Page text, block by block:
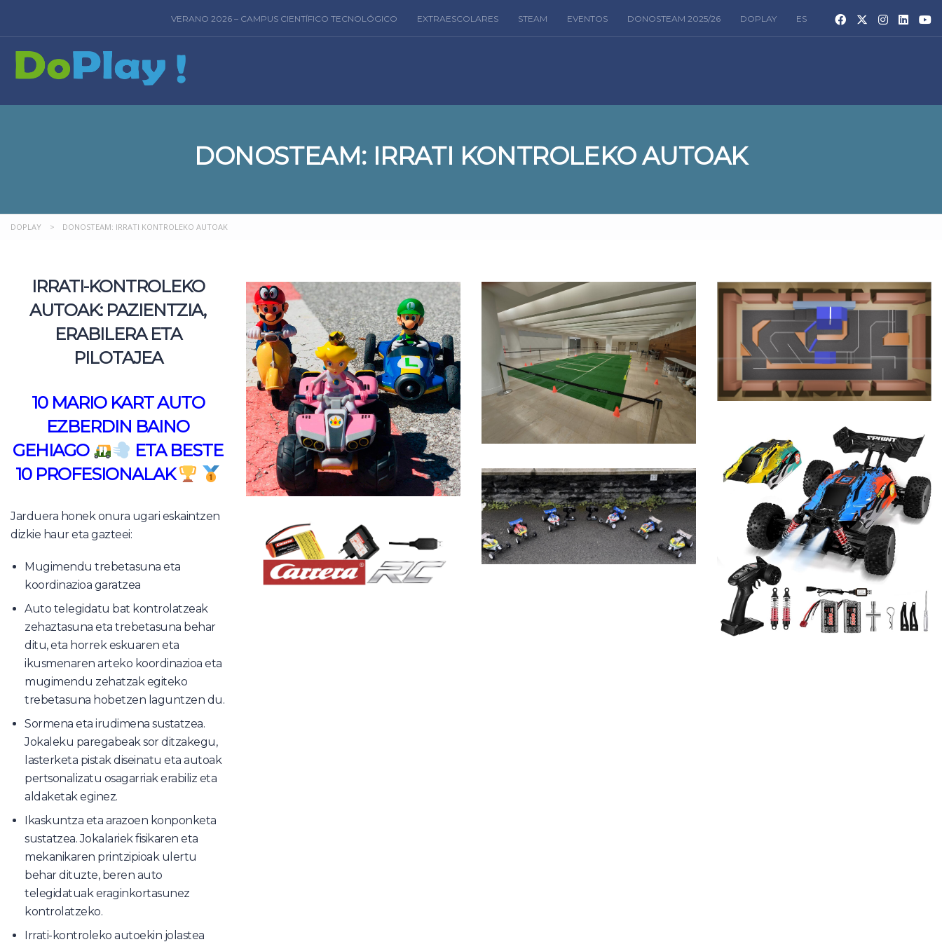
VERANO 2026 – CAMPUS CIENTÍFICO TECNOLÓGICO EXTRAESCOLARES STEAM EVENTOS DONOSTEAM 2025/26 DOPLAY ES
DONOSTEAM: IRRATI KONTROLEKO AUTOAK
DOPLAY > DONOSTEAM: IRRATI KONTROLEKO AUTOAK
IRRATI-KONTROLEKO
AUTOAK: PAZIENTZIA,
ERABILERA ETA
PILOTAJEA
10 MARIO KART AUTO
EZBERDIN BAINO
GEHIAGO
ETA BESTE
10 PROFESIONALAK
Jarduera honek onura ugari eskaintzen
dizkie haur eta gazteei:
Mugimendu trebetasuna eta
koordinazioa garatzea
Auto telegidatu bat kontrolatzeak
zehaztasuna eta trebetasuna behar
ditu, eta horrek eskuaren eta
ikusmenaren arteko koordinazioa eta
mugimendu zehatzak egiteko
trebetasuna hobetzen laguntzen du.
Sormena eta irudimena sustatzea.
Jokaleku paregabeak sor ditzakegu,
lasterketa pistak diseinatu eta autoak
pertsonalizatu osagarriak erabiliz eta
aldaketak eginez.
Ikaskuntza eta arazoen konponketa
sustatzea. Jokalariek fisikaren eta
mekanikaren printzipioak ulertu
behar dituzte, beren auto
telegidatuak eraginkortasunez
kontrolatzeko.
Irrati-kontroleko autoekin jolastea